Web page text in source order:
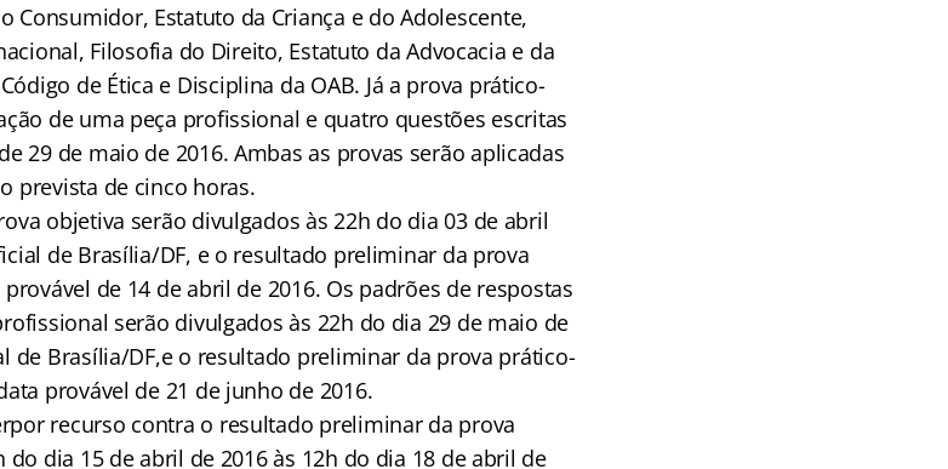
Consumidor, Estatuto da Criança e do Adolescente,
Filosofia do Direito, Estatuto da Advocacia e da
de Ética e Disciplina da OAB. Já a prova prático-
de uma peça profissional e quatro questões escritas
29 de maio de 2016. Ambas as provas serão aplicadas
prevista de cinco horas.
objetiva serão divulgados às 22h do dia 03 de abril
de Brasília/DF, e o resultado preliminar da prova
de 14 de abril de 2016. Os padrões de respostas
serão divulgados às 22h do dia 29 de maio de
de Brasília/DF,e o resultado preliminar da prova prático-
provável de 21 de junho de 2016.
recurso contra o resultado preliminar da prova
dia 15 de abril de 2016 às 12h do dia 18 de abril de